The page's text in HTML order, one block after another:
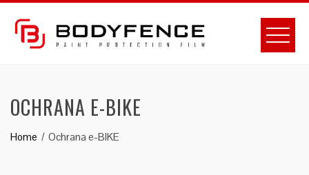
content
OCHRANA E-BIKE
Home Ochrana e-BIKE